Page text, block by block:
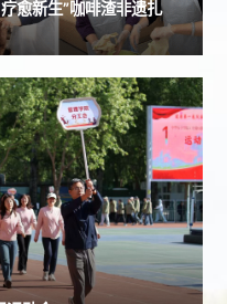
愈新生”咖啡渣非遗扎